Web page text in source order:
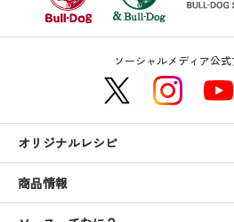
ソーシャルメディア公
オリジナルレシピ
商品情報